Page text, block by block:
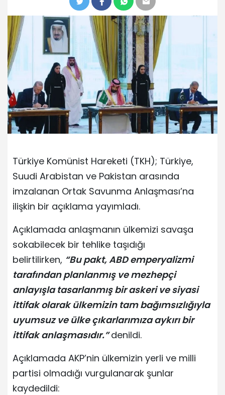
Türkiye Komünist Hareketi (TKH); Türkiye,
Suudi Arabistan ve Pakistan arasında
imzalanan Ortak Savunma Anlaşması’na
ilişkin bir açıklama yayımladı.
Açıklamada anlaşmanın ülkemizi savaşa
sokabilecek bir tehlike taşıdığı
belirtilirken, “Bu pakt, ABD emperyalizmi
tarafından planlanmış ve mezhepçi
anlayışla tasarlanmış bir askeri ve siyasi
ittifak olarak ülkemizin tam bağımsızlığıyla
uyumsuz ve ülke çıkarlarımıza aykırı bir
ittifak anlaşmasıdır.” denildi.
Açıklamada AKP’nin ülkemizin yerli ve milli
partisi olmadığı vurgulanarak şunlar
kaydedildi: